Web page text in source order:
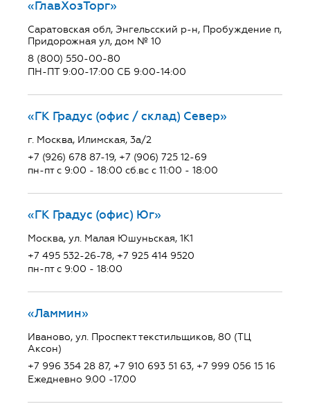
«ГлавХозТорг»
Саратовская обл, Энгельсский р-н, Пробуждение п,
Придорожная ул, дом № 10
8 (800) 550-00-80
ПН-ПТ 9:00-17:00 СБ 9:00-14:00
«ГК Градус (офис / склад) Север»
г. Москва, Илимская, 3а/2
+7 (926) 678 87-19, +7 (906) 725 12-69
пн-пт с 9:00 - 18:00 сб.вс с 11:00 - 18:00
«ГК Градус (офис) Юг»
Москва, ул. Малая Юшуньская, 1К1
+7 495 532-26-78, +7 925 414 9520
пн-пт с 9:00 - 18:00
«Ламмин»
Иваново, ул. Проспект текстильщиков, 80 (ТЦ
Аксон)
+7 996 354 28 87, +7 910 693 51 63, +7 999 056 15 16
Ежедневно 9.00 -17.00